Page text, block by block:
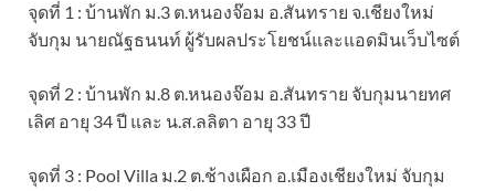
จุดที่ 1 : บ้านพัก ม.3 ต.หนองจ๊อม อ.สันทราย จ.เชียงใหม่
จับกุม นายณัฐธนนท์ ผู้รับผลประโยชน์และแอดมินเว็บไซต์
จุดที่ 2 : บ้านพัก ม.8 ต.หนองจ๊อม อ.สันทราย จับกุมนายทศ
เลิศ อายุ 34 ปี และ น.ส.ลลิตา อายุ 33 ปี
จุดที่ 3 : Pool Villa ม.2 ต.ช้างเผือก อ.เมืองเชียงใหม่ จับกุม